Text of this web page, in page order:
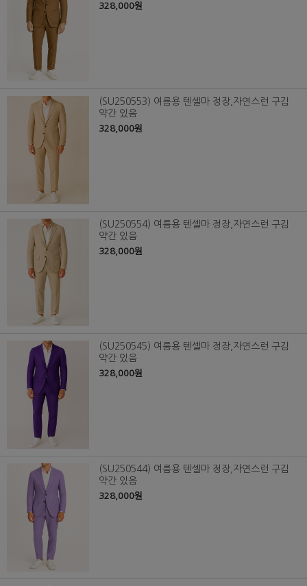
328,000원
(SU250553) 여름용 텐셀마 정장,자연스런 구김
약간 있음
328,000원
(SU250554) 여름용 텐셀마 정장,자연스런 구김
약간 있음
328,000원
(SU250545) 여름용 텐셀마 정장,자연스런 구김
약간 있음
328,000원
(SU250544) 여름용 텐셀마 정장,자연스런 구김
약간 있음
328,000원